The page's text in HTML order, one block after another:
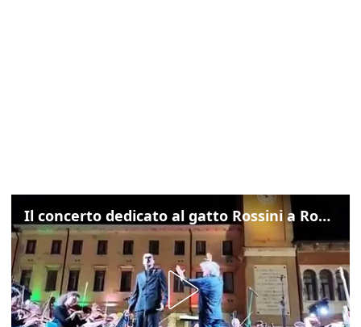
Il concerto dedicato al gatto Rossini a Rovigo: ecco un estratto